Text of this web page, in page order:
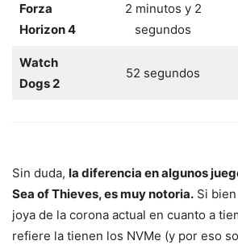
Forza
Horizon 4
2 minutos y 2
segundos
Watch
Dogs 2
52 segundos
Sin duda, la diferencia en algunos
Sea of Thieves, es muy notoria. Si
joya de la corona actual en cuanto a
refiere la tienen los NVMe (y por eso